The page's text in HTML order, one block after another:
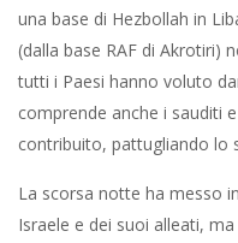
una base di Hezbollah in
(dalla base RAF di Akrotiri)
tutti i Paesi hanno voluto
comprende anche i sauditi
contribuito, pattugliando lo
La scorsa notte ha messo
Israele e dei suoi alleati, ma